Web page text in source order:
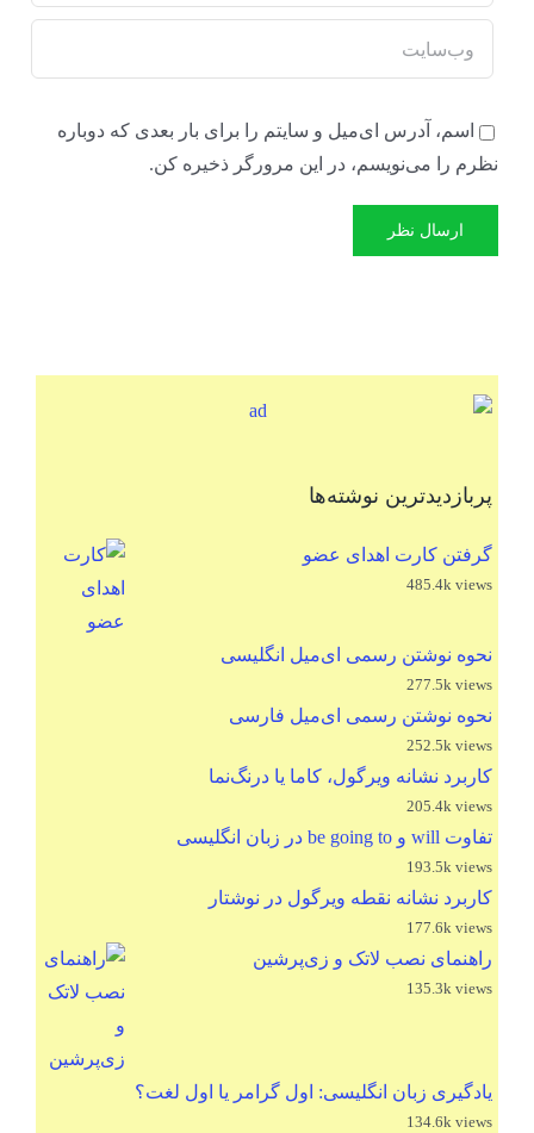
اسم، آدرس ای‌میل و سایتم را برای بار بعدی که دوباره
نظرم را می‌نویسم، در این مرورگر ذخیره کن.
پربازدیدترین نوشته‌ها
گرفتن کارت اهدای عضو
485.4k views
نحوه نوشتن رسمی ای‌میل انگلیسی
277.5k views
نحوه نوشتن رسمی ای‌میل فارسی
252.5k views
کاربرد نشانه ویرگول، کاما یا درنگ‌نما
205.4k views
تفاوت will و be going to در زبان انگلیسی
193.5k views
کاربرد نشانه نقطه ویرگول در نوشتار
177.6k views
راهنمای نصب لاتک و زی‌پرشین
135.3k views
یادگیری زبان انگلیسی: اول گرامر یا اول لغت؟
134.6k views